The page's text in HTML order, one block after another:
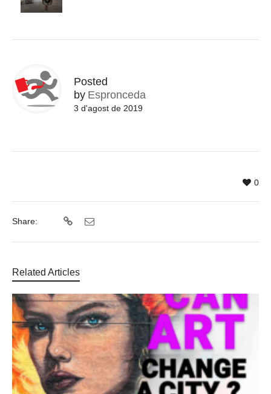
Posted
by Espronceda
3 d'agost de 2019
0
Share:
Related Articles